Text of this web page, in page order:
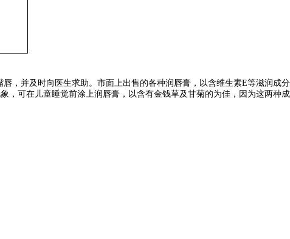
，并及时向医生求助。市面上出售的各种润唇膏，以含维生素E等滋润成分
，可在儿童睡觉前涂上润唇膏，以含有金钱草及甘菊的为佳，因为这两种成